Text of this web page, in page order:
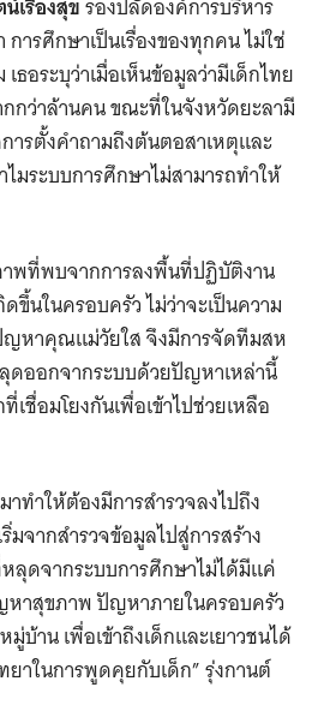
ารศึกษาเป็นเรื่องของทุกคน ไม่ใช่
อระบุว่าเมื่อเห็นข้อมูลว่ามีเด็กไทย
กว่าล้านคน ขณะที่ในจังหวัดยะลามี
ารตั้งคำถามถึงต้นตอสาเหตุและ
มระบบการศึกษาไม่สามารถทำให้
พที่พบจากการลงพื้นที่ปฏิบัติงาน
นในครอบครัว ไม่ว่าจะเป็นความ
หาคุณแม่วัยใส จึงมีการจัดทีมสห
ดออกจากระบบด้วยปัญหาเหล่านี้
ชื่อมโยงกันเพื่อเข้าไปช่วยเหลือ
ทำให้ต้องมีการสำรวจลงไปถึง
มจากสำรวจข้อมูลไปสู่การสร้าง
ลุดจากระบบการศึกษาไม่ได้มีแค่
าสุขภาพ ปัญหาภายในครอบครัว
บ้าน เพื่อเข้าถึงเด็กและเยาวชนได้
าในการพูดคุยกับเด็ก” รุ่งกานต์